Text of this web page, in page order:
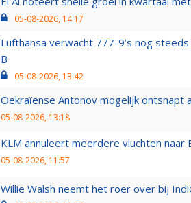
05-08-2026, 14:17
Lufthansa verwacht 777-9’s nog
B
05-08-2026, 13:42
Oekraïense Antonov mogelijk ontsnapt
05-08-2026, 13:18
KLM annuleert meerdere vluchten naar
05-08-2026, 11:57
Willie Walsh neemt het roer over bij